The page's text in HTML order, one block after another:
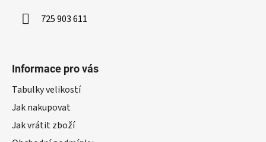
725 903 611
Informace pro vás
Tabulky velikostí
Jak nakupovat
Jak vrátit zboží